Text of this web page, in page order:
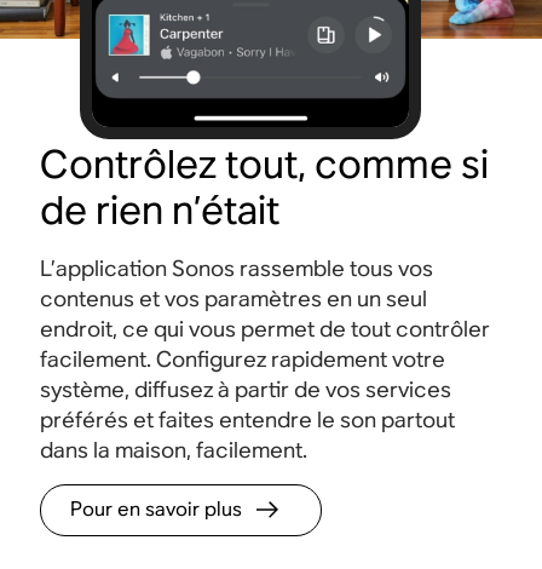
Contrôlez tout, comme si
de rien n’était
L’application Sonos rassemble tous vos
contenus et vos paramètres en un seul
endroit, ce qui vous permet de tout contrôler
facilement. Configurez rapidement votre
système, diffusez à partir de vos services
préférés et faites entendre le son partout
dans la maison, facilement.
Pour en savoir plus